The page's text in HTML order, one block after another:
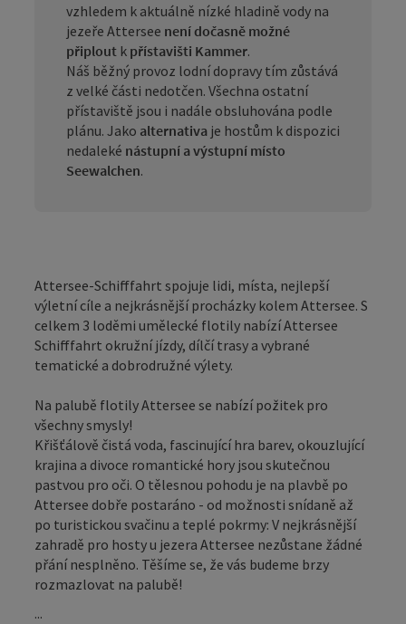
vzhledem k aktuálně nízké hladině vody na
jezeře Attersee není dočasně možné
připlout k přístavišti Kammer.
Náš běžný provoz lodní dopravy tím zůstává
z velké části nedotčen. Všechna ostatní
přístaviště jsou i nadále obsluhována podle
plánu. Jako alternativa je hostům k dispozici
nedaleké nástupní a výstupní místo
Seewalchen.
Attersee-Schifffahrt spojuje lidi, místa, nejlepší
výletní cíle a nejkrásnější procházky kolem Attersee. S
celkem 3 loděmi umělecké flotily nabízí Attersee
Schifffahrt okružní jízdy, dílčí trasy a vybrané
tematické a dobrodružné výlety.
Na palubě flotily Attersee se nabízí požitek pro
všechny smysly!
Křišťálově čistá voda, fascinující hra barev, okouzlující
krajina a divoce romantické hory jsou skutečnou
pastvou pro oči. O tělesnou pohodu je na plavbě po
Attersee dobře postaráno - od možnosti snídaně až
po turistickou svačinu a teplé pokrmy: V nejkrásnější
zahradě pro hosty u jezera Attersee nezůstane žádné
přání nesplněno. Těšíme se, že vás budeme brzy
rozmazlovat na palubě!
...